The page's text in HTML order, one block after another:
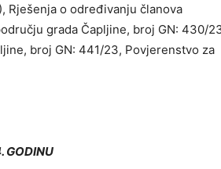
Rješenja o određivanju članova
grada Čapljine, broj GN: 430/
broj GN: 441/23, Povjerenstvo za
GODINU